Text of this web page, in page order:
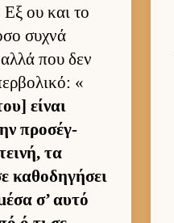
ου και το
συχνά
που δεν
«
εί­ναι
προσέγ­
τα
καθοδηγήσει
σ’ αυτό